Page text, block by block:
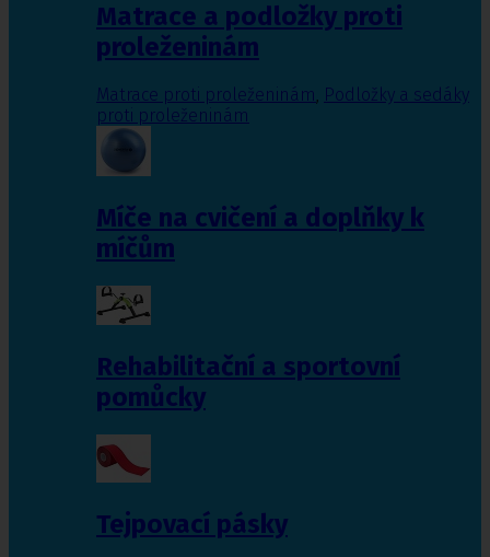
Matrace a podložky proti
proleženinám
Matrace proti proleženinám, Podložky a sedáky
proti proleženinám
Míče na cvičení a doplňky k
míčům
Rehabilitační a sportovní
pomůcky
Tejpovací pásky